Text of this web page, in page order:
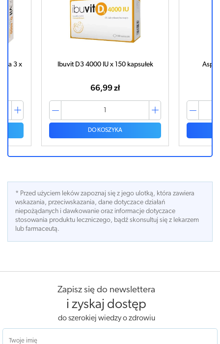
kapsułek Aspirin 500mg x 10 tabletek
12,41 zł
DO KOSZYKA
* Przed użyciem leków zapoznaj się z jego ulotką, która zawiera
wskazania, przeciwskazania, dane dotyczace działań
niepożądanych i dawkowanie oraz informacje dotyczace
stosowania produktu leczniczego, bądź skonsultuj się z lekarzem
lub farmaceutą.
Zapisz się do newslettera
i zyskaj dostęp
do szerokiej wiedzy o zdrowiu